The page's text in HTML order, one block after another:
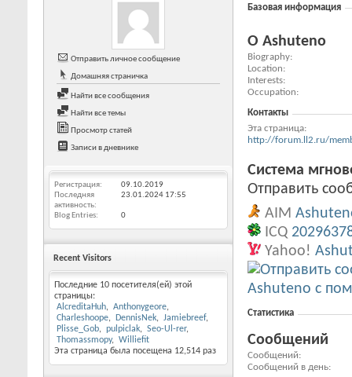
Отправить личное сообщение
Домашняя страничка
Найти все сообщения
Найти все темы
Просмотр статей
Записи в дневнике
Регистрация
09.10.2019
Последняя
активность
23.01.2024 17:55
Blog Entries 0
Recent Visitors
Последние 10 посетителя(ей) этой
страницы:
AlcreditaHuh
Anthonygeore
Charleshoope
DennisNek
Jamiebreef
Plisse_Gob
pulpiclak
Seo-Ul-rer
Thomassmopy
Williefit
Эта страница была посещена 12,514 раз
Базовая информация
О Ashuteno
Biography
Location
Interests
Occupation
Контакты
Эта страница
http://forum.ll2.ru/
Система
Отправить
AIM
ICQ
Yahoo!
Статистика
Сообщений
Сообщений
Сообщений в день